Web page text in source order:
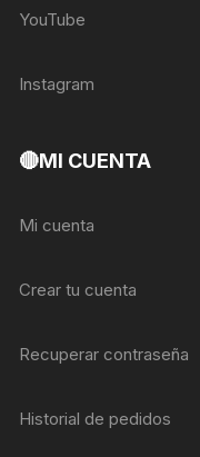
YouTube
Instagram
🔴MI CUENTA
Mi cuenta
Crear tu cuenta
Recuperar contraseña
Historial de pedidos